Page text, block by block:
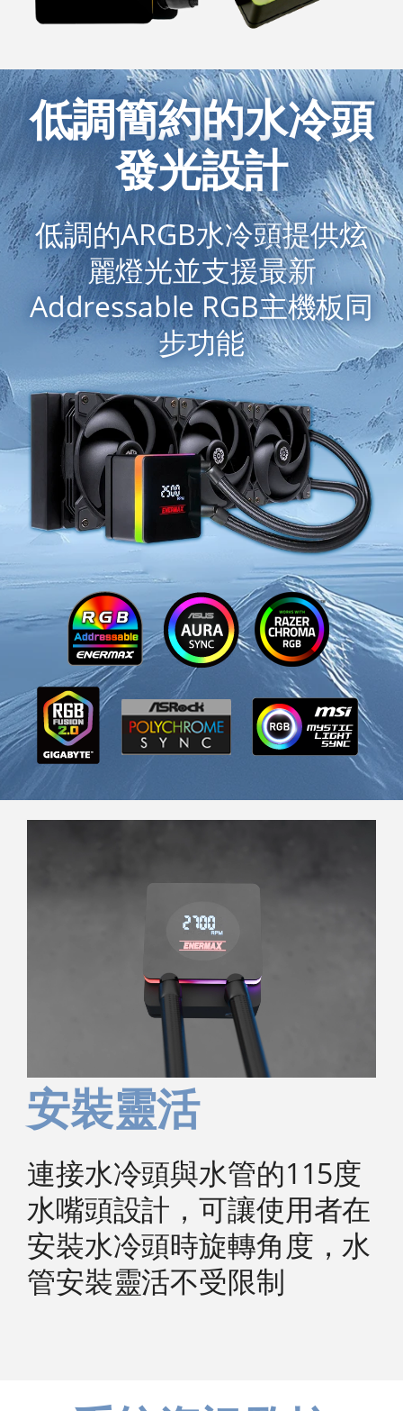
低調簡約的水冷頭
發光設計
低調的ARGB水冷頭提供炫
麗燈光並支援最新
Addressable RGB主機板同
步功能
安裝靈活
連接水冷頭與水管的115度
水嘴頭設計，可讓使用者在
安裝水冷頭時旋轉角度，水
管安裝靈活不受限制